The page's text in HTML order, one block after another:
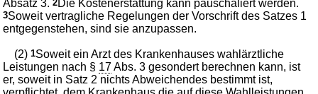
Absatz 3.2Die Kostenerstattung kann pauschaliert werden.
3Soweit vertragliche Regelungen der Vorschrift des Satzes 1
entgegenstehen, sind sie anzupassen.
(2)1Soweit ein Arzt des Krankenhauses wahlärztliche
Leistungen nach § 17Abs. 3 gesondert berechnen kann, ist
er, soweit in Satz 2 nichts Abweichendes bestimmt ist,